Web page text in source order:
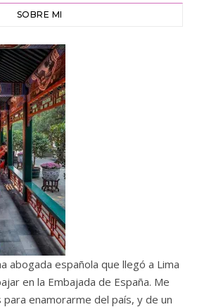
SOBRE MI
abogada española que llegó a Lima
en la Embajada de España. Me
enamorarme del país, y de un